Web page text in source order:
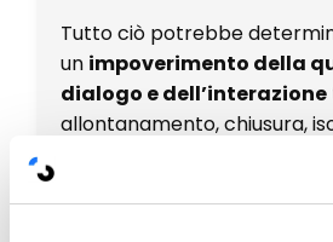
Tutto ciò potrebbe
un impoverimento della
dialogo e dell’interazione
allontanamento, chiusura,
solo nella vita personale,